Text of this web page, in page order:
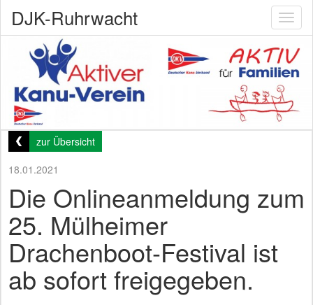
DJK-Ruhrwacht
zur Übersicht
18.01.2021
Die Onlineanmeldung zum
25. Mülheimer
Drachenboot-Festival ist
ab sofort freigegeben.